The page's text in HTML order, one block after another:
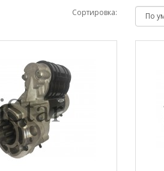
Сортировка: